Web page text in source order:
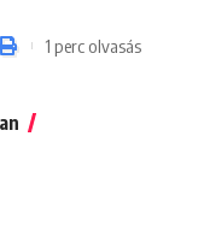
1 perc olvasás